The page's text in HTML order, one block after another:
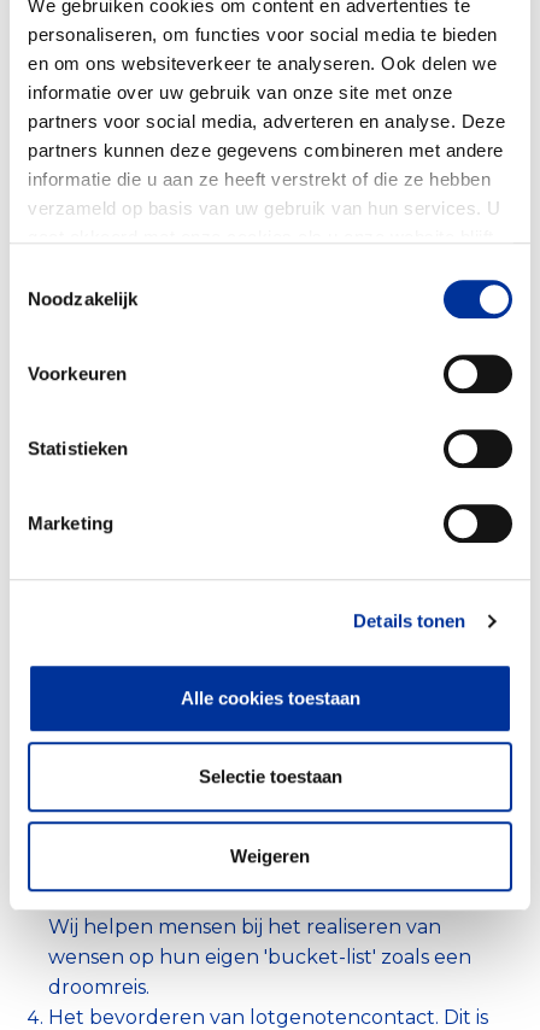
We gebruiken cookies om content en advertenties te
personaliseren, om functies voor social media te bieden
en om ons websiteverkeer te analyseren. Ook delen we
informatie over uw gebruik van onze site met onze
partners voor social media, adverteren en analyse. Deze
partners kunnen deze gegevens combineren met andere
informatie die u aan ze heeft verstrekt of die ze hebben
verzameld op basis van uw gebruik van hun services. U
Noodzakelijk
Voorkeuren
Statistieken
Marketing
Details tonen
Alle cookies toestaan
Selectie toestaan
Weigeren
Doelbesteding (2024)
€ 55.180
(Directe) dienst- en
100%
leven met een levensbepalende ziekte. Vaak
onvergetelijke dagen en vakantiereizen in
groepsverband met een programma voor
iedereen. Voor de actievelingen, maar ook voor
Het vervullen van individuele wensen/dromen.
Wij helpen mensen bij het realiseren van
wensen op hun eigen 'bucket-list' zoals een
droomreis.
Het bevorderen van lotgenotencontact. Dit is